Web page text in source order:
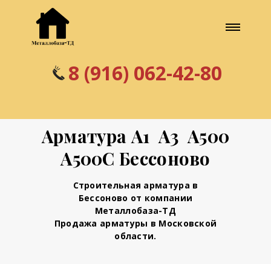
8 (916) 062-42-80
Арматура А1 А3 А500
А500С Бессоново
Строительная арматура в
Бессоново от компании
Металлобаза-ТД
Продажа арматуры в Московской
области.